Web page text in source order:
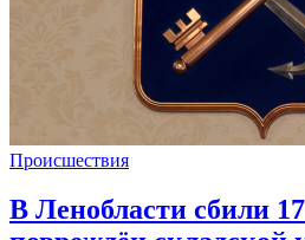
Происшествия
В Ленобласти сбили